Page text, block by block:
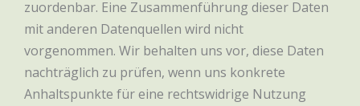
zuordenbar. Eine Zusammenführung dieser Daten
mit anderen Datenquellen wird nicht
vorgenommen. Wir behalten uns vor, diese Daten
nachträglich zu prüfen, wenn uns konkrete
Anhaltspunkte für eine rechtswidrige Nutzung